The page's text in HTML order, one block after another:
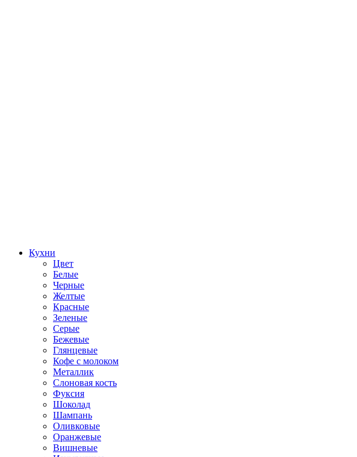
Кухни
Цвет
Белые
Черные
Желтые
Красные
Зеленые
Серые
Бежевые
Глянцевые
Кофе с молоком
Металлик
Слоновая кость
Фуксия
Шоколад
Шампань
Оливковые
Оранжевые
Вишневые